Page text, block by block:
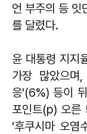
언 부주의 등 잇
를 달렸다.
윤 대통령 지지
가장 많았으며,
응'(6%) 등이
포인트(p) 오른
'후쿠시마 오염